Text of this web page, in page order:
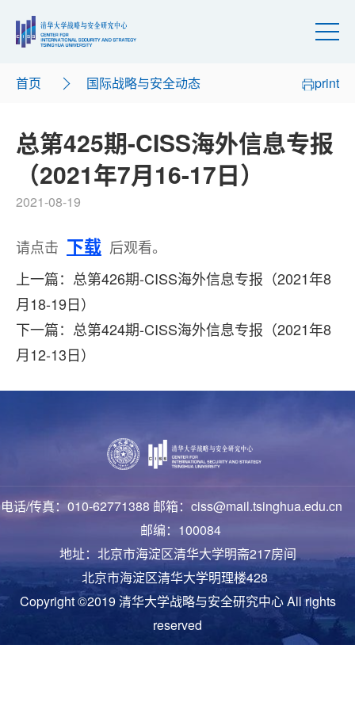
首页 国际战略与安全动态 print
总第425期-CISS海外信息专报
（2021年7月16-17日）
2021-08-19
请点击 下载 后观看。
上一篇：总第426期-CISS海外信息专报（2021年8
月18-19日）
下一篇：总第424期-CISS海外信息专报（2021年8
月12-13日）
电话/传真：010-62771388 邮箱：ciss@mail.tsinghua.edu.cn
邮编：100084
地址：北京市海淀区清华大学明斋217房间
北京市海淀区清华大学明理楼428
Copyright ©2019 清华大学战略与安全研究中心 All rights
reserved